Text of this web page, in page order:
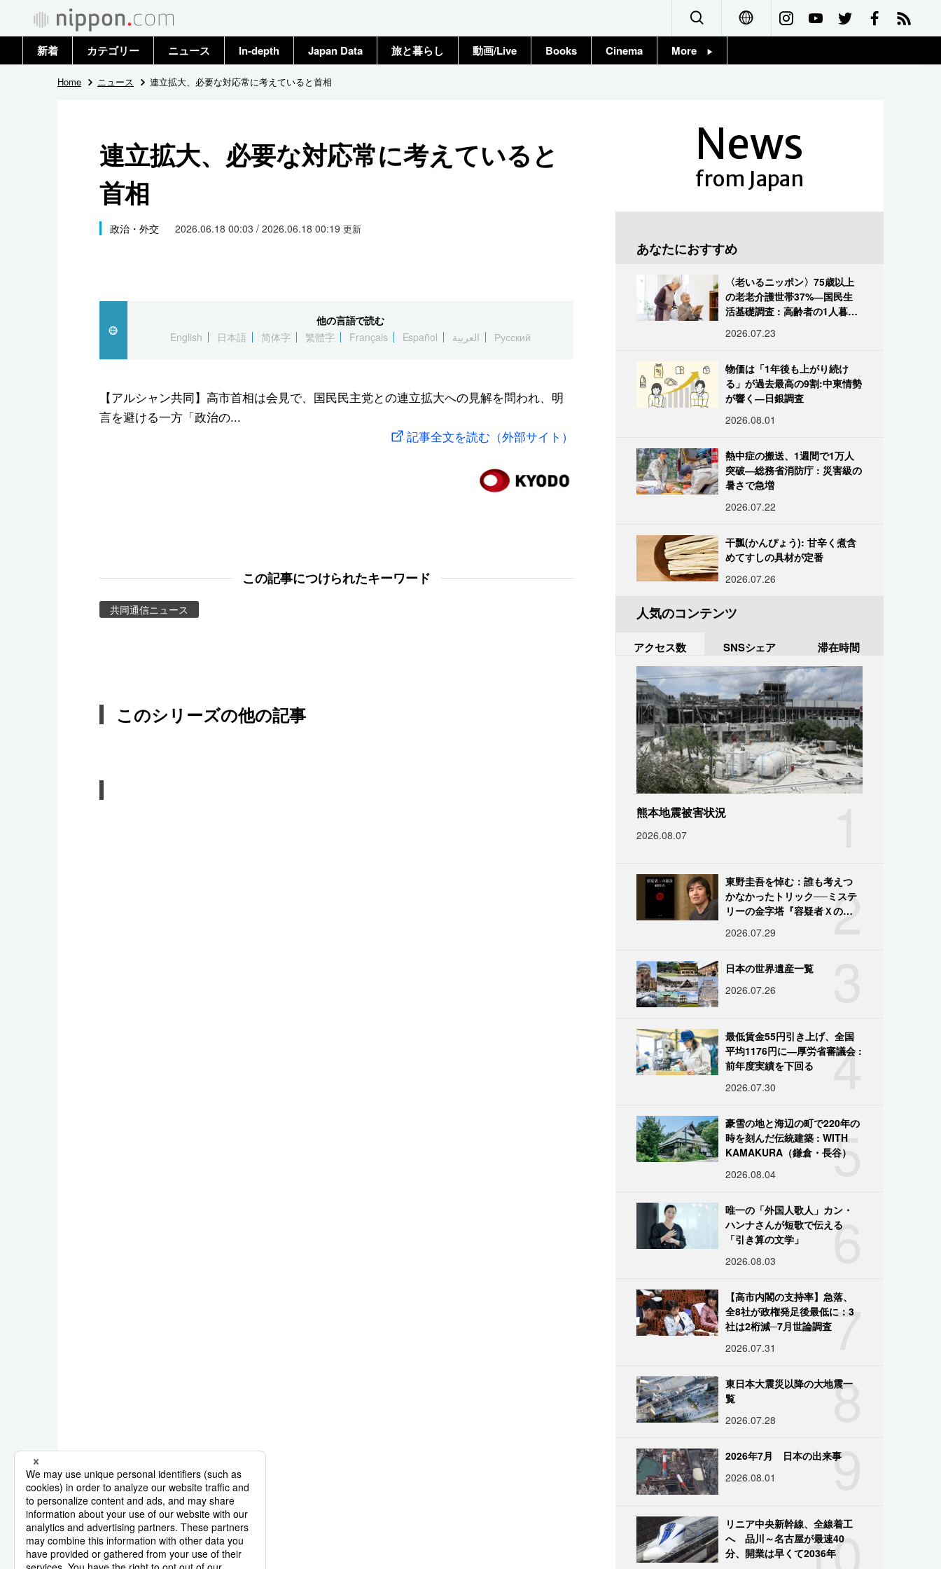
Français
新着 カテゴリー
政治・外交
国際
社会
文化
スポーツ・東京2020
ニュース
トップ
In-depth Japan Data 旅と暮らし 動画/Live Books Cinema More
Home ニュース 連立拡大、必要な対応常に考えていると首相
連立拡大、必要な対応常に考えていると
首相
政治・外交 2026.06.18 00:03 / 2026.06.18 00:19 更新
他の言語で読む
English
日本語 简体字 繁體字 Français Español العربية Русский
【アルシャン共同】高市首相は会見で、国民民主党との連立拡大への見解を問われ、明
言を避ける一方「政治の...
記事全文を読む（外部サイト）
この記事につけられたキーワード
共同通信ニュース
このシリーズの他の記事
News
from Japan
あなたにおすすめ
〈老いるニッポン〉75歳以上
の老老介護世帯37%―国民生
活基礎調査 : 高齢者の1人暮ら
2026.07.23
物価は「1年後も上がり続け
る」が過去最高の9割:中東情勢
が響く―日銀調査
2026.08.01
熱中症の搬送、1週間で1万人
突破―総務省消防庁 : 災害級の
暑さで急増
2026.07.22
干瓢(かんぴょう): 甘辛く煮含
めてすしの具材が定番
2026.07.26
人気のコンテンツ
アクセス数 SNSシェア 滞在時間
熊本地震被害状況
2026.08.07
2
東野圭吾を悼む：誰も考えつ
かなかったトリック──ミステ
リーの金字塔『容疑者Ｘの献
2026.07.29
日本の世界遺産一覧
2026.07.26
4
最低賃金55円引き上げ、全国
平均1176円に―厚労省審議会 :
前年度実績を下回る
2026.07.30
5
豪雪の地と海辺の町で220年の
時を刻んだ伝統建築 : WITH
KAMAKURA（鎌倉・長谷）
2026.08.04
6
唯一の「外国人歌人」カン・
ハンナさんが短歌で伝える
「引き算の文学」
2026.08.03
7
【高市内閣の支持率】急落、
全8社が政権発足後最低に：3
社は2桁減─7月世論調査
2026.07.31
8
東日本大震災以降の大地震一
覧
2026.07.28
9
2026年7月 日本の出来事
2026.08.01
10
リニア中央新幹線、全線着工
へ 品川～名古屋が最速40
分、開業は早くて2036年